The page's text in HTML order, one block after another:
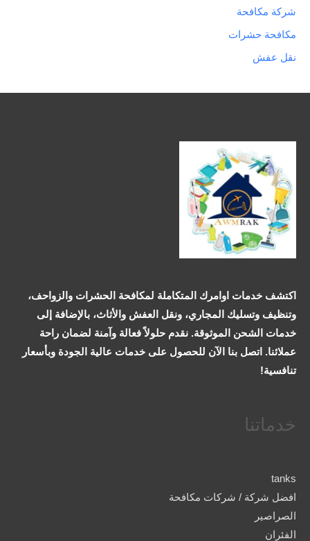
شركة مكافحة
مكافحة حشرات
نقل عفش
اكتشف خدمات اوامرك المتكاملة لمكافحة الحشرات والزواحف،
وتنظيف وتسليك المجاري، ونقل العفش والأثاث، بالإضافة إلى
خدمات الشحن الموثوقة. نقدم حلولاً فعالة وآمنة لضمان راحة
عملائنا. اتصل بنا الآن للحصول على خدمات عالية الجودة وبأسعار
تنافسية!
خدماتنا
tanks
افضل شركة / شركات مكافحة
الصراصير
الفئران